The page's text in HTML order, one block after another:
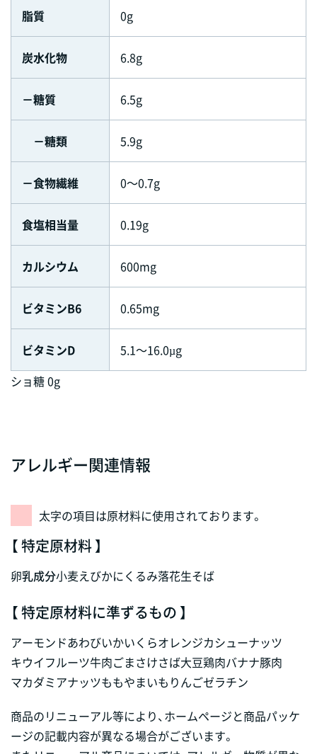
脂質 0g
炭水化物 6.8g
－糖質 6.5g
－糖類 5.9g
－食物繊維 0～0.7g
食塩相当量 0.19g
カルシウム 600mg
ビタミンB6 0.65mg
ビタミンD
5.1～16.0µg
ショ糖 0g
アレルギー関連情報
太字の項目は原材料に使用されております。
【 特定原材料 】
卵乳成分小麦えびかにくるみ落花生そば
【 特定原材料に準ずるもの 】
アーモンドあわびいかいくらオレンジカシューナッツ
キウイフルーツ牛肉ごまさけさば大豆鶏肉バナナ豚肉
マカダミアナッツももやまいも りんごゼラチン
商品のリニューアル等により、ホームページと商品パッケ
ージの記載内容が異なる場合がございます。